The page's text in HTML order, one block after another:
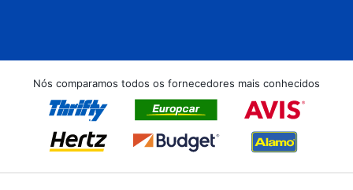
Nós comparamos todos os fornecedores mais conhecidos